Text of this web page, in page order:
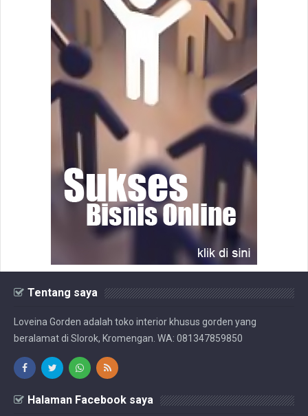
Tentang saya
Loveina Gorden adalah toko interior khusus gorden yang
beralamat di Slorok, Kromengan. WA: 081347859850
Halaman Facebook saya